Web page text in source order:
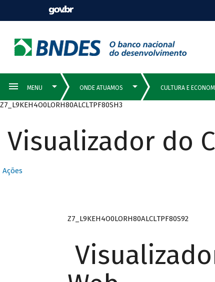
Z7_L9KEH4O0LORH80ALCLTPF80SH3
Visualizador do
Ações
Z7_L9KEH4O0LORH80ALCLTPF80S92